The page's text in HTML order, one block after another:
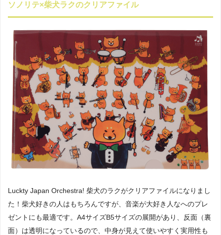
ソノリテ×柴犬ラクのクリアファイル
Luckty Japan Orchestra! 柴犬のラクがクリアファイルになりまし
た！柴犬好きの人はもちろんですが、音楽が大好き人なへのプレ
ゼントにも最適です。A4サイズB5サイズの展開があり、反面（裏
面）は透明になっているので、中身が見えて使いやすく実用性も